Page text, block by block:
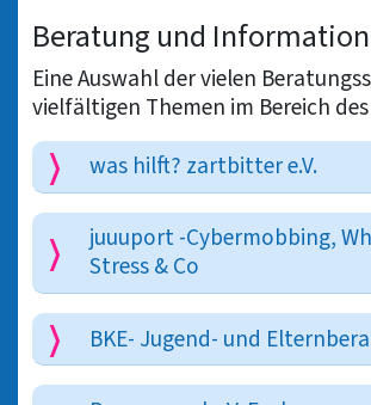
Beratung und Information
Eine Auswahl der vielen
vielfältigen Themen im Bereich
was hilft? zartbitter e.V.
juuuport -Cybermobbing,
Stress & Co
BKE- Jugend- und